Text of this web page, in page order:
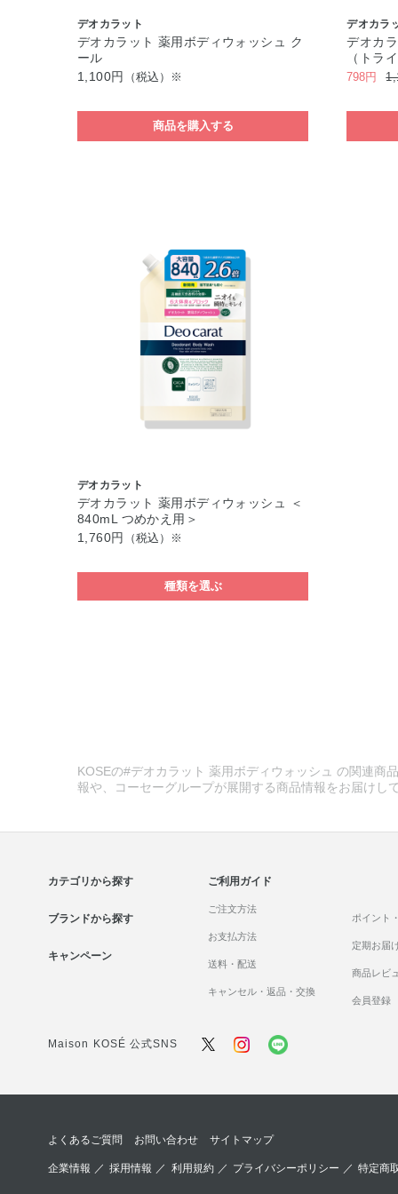
デオカラット
デオカラット 薬用ボディウォッシュ ク
ール
1,100円
（税込）※
商品を購入する
デオカラ
デオカ
（トラ
798円
デオカラット
デオカラット 薬用ボディウォッシュ ＜
840mL つめかえ用＞
1,760円
（税込）※
種類を選ぶ
KOSEの#デオカラット 薬用ボディウォッシュ の関連商
報や、コーセーグループが展開する商品情報をお届けし
カテゴリから探す
ブランドから探す
キャンペーン
ご利用ガイド
ご注文方法
お支払方法
送料・配送
キャンセル・返品・交換
ポイント
定期お届
商品レビ
会員登録
Maison KOSÉ 公式SNS
よくあるご質問 お問い合わせ サイトマップ
企業情報 ／採用情報 ／ 利用規約／ プライバシーポリシー ／ 特定商